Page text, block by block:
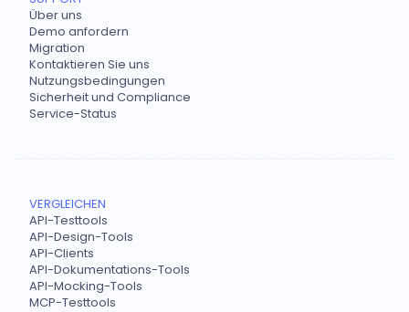
Über uns
Demo anfordern
Migration
Kontaktieren Sie uns
Nutzungsbedingungen
Sicherheit und Compliance
Service-Status
VERGLEICHEN
API-Testtools
API-Design-Tools
API-Clients
API-Dokumentations-Tools
API-Mocking-Tools
MCP-Testtools